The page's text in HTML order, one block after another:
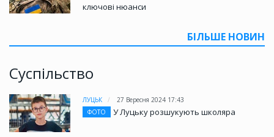
ключові нюанси
БІЛЬШЕ НОВИН
Суспільство
ЛУЦЬК
27 Вересня 2024 17:43
ФОТО
У Луцьку розшукують школяра